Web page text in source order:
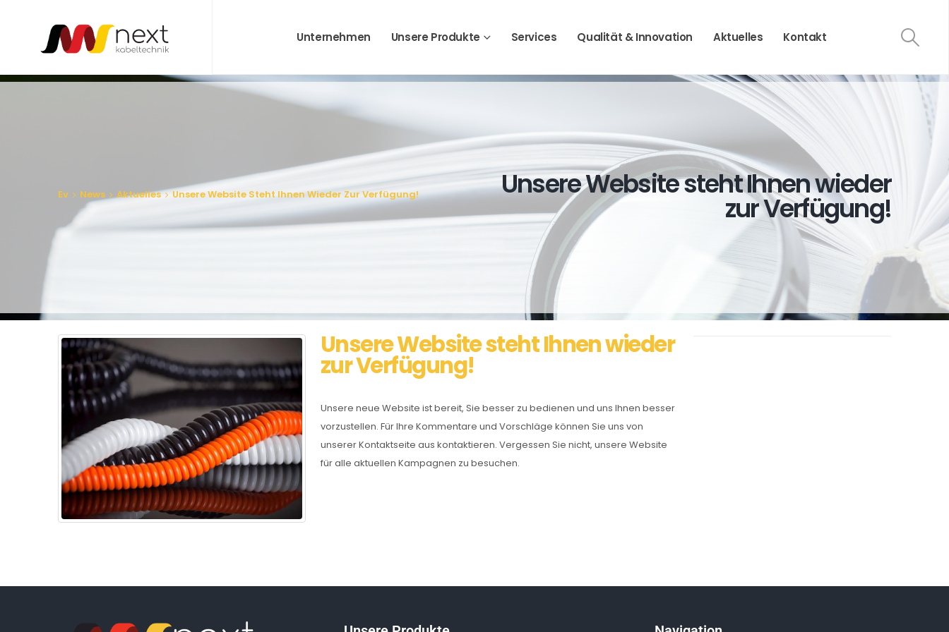
Unternehmen Unsere Produkte Services Qualität & Innovation Aktuelles Kontakt
Ev News Aktuelles Unsere Website Steht Ihnen Wieder Zur Verfügung! Unsere Website steht Ihnen wieder
zur Verfügung!
Unsere Website steht Ihnen wieder
zur Verfügung!
Unsere neue Website ist bereit, Sie besser zu bedienen und uns Ihnen besser
vorzustellen. Für Ihre Kommentare und Vorschläge können Sie uns von
unserer Kontaktseite aus kontaktieren. Vergessen Sie nicht, unsere Website
für alle aktuellen Kampagnen zu besuchen.